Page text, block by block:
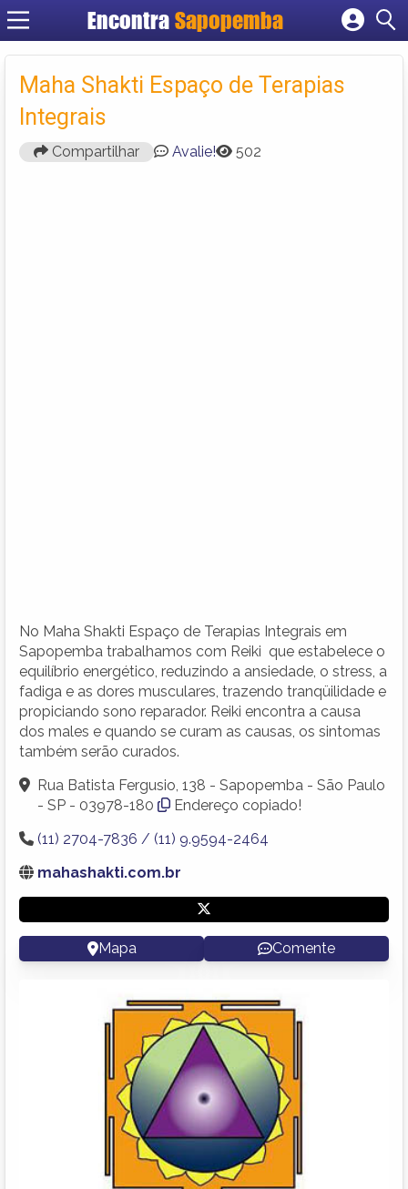
Encontra Sapopemba
Cadastrar empresa
Criar conta
Maha Shakti Espaço de Terapias
Integrais
Compartilhar Avalie! 502
No Maha Shakti Espaço de Terapias Integrais em
Sapopemba trabalhamos com Reiki que estabelece o
equilíbrio energético, reduzindo a ansiedade, o stress, a
fadiga e as dores musculares, trazendo tranqüilidade e
propiciando sono reparador. Reiki encontra a causa
dos males e quando se curam as causas, os sintomas
também serão curados.
Rua Batista Fergusio, 138 - Sapopemba - São Paulo
- SP - 03978-180
Endereço copiado!
(11) 2704-7836 / (11) 9.9594-2464
mahashakti.com.br
Mapa Comente